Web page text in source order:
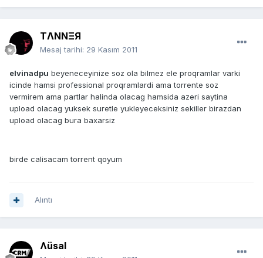
TΛNNΞЯ
Mesaj tarihi: 29 Kasım 2011
elvinadpu beyeneceyinize soz ola bilmez ele proqramlar varki
icinde hamsi professional proqramlardi ama torrente soz
vermirem ama partlar halinda olacag hamsida azeri saytina
upload olacag yuksek suretle yukleyeceksiniz sekiller birazdan
upload olacag bura baxarsiz
birde calisacam torrent qoyum
Alıntı
Ʌüsal